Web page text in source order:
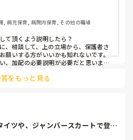
ラートに包みながら、難しいことが
｢ゆっくりなんですよね〜｣と全く焦
うなんです〜、でも特には困って
上げです…。
けてあげたいけど、考えつくこと
何かできることはないでしょうか？
, 病児保育, 病院内保育, その他の職場
して頂くよう説明したら？
、相談して、上の立場から、保護者さ
願いする方がいいかも知れないです。
、加配の必要説明が必要だと思いま
をもっと見る
ツや、ジャンバースカートで登園